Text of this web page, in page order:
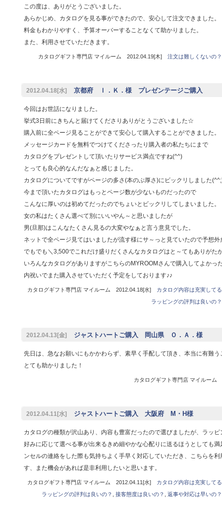
この度は、ありがとうございました。
あらかじめ、カタログを見る事ができたので、安心して注文できました。
料金もわかりやすく、予算オーバーすることなくて助かりました。
また、利用させていただきます。
カタログギフト専門店 マイルーム 2012.04.19[木] 注文は難しくないの？
2012.04.18[水] 京都府 Ｉ．Ｋ．様 プレゼンテージご購入
今回はお世話になりました。
挙式3日前にきちんと届けてくださりありがとうございました☆
購入前に全ページ見ることができて安心して購入することができました。
メッセージカードを無料でつけてくださったり購入者の私たちにまで
カタログをプレゼントして頂いたりサービス満点ですね(^^)
とっても良心的なんだなぁと感じました。
カタログについてですがページの多さ(本のぶ厚さ)にビックリしました
今まで頂いたカタログはもっとページ数が少ないものだったので
こんなに厚いのは初めてだったのでちょいとビックリしてしまいました。
女の私はたくさん選べて別にいいやん～と思いましたが
男(旦那)はこんなたくさん見るの大変やなぁと言う意見でした。
ネットで全ページ見てはいましたが流す様にサ～っと見ていたので予想
でもでも＼3,500でこれだけ盛りだくさんなカタログはと～てもありがた
いろんなカタログがありますがこちらのMYROOMさんで購入してよかっ
内祝いでまた購入させていただく予定をしております♪♪
カタログギフト専門店 マイルーム 2012.04.18[水]
カタログ内容は充実して
ラッピングの評判は良いの？
2012.04.13[金] ジャストハートご購入 岡山県 Ｏ．Ａ．様
先日は、急なお願いにもかかわらず、素早く手配して頂き、本当に有難う
とても助かりました！
カタログギフト専門店 マイルー
2012.04.11[水] ジャストハートご購入 大阪府 M・H様
カタログの種類が沢山あり、内容も豊富だったので選びましたが、ラッ
好みに応じて選べる事が出来るきめ細やかな心配りに送るほうとしても
ンセルの連絡をした際も気持ちよく手早く対応していただき、こちらを
す、また機会があれば是非利用したいと思います。
カタログギフト専門店 マイルーム 2012.04.11[水]
カタログ内容は充実して
ラッピングの評判は良いの？
接客態度は良いの？ 返事や対応は早いの？